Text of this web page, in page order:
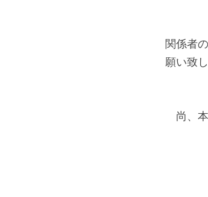
関係者
願い致し
尚、本